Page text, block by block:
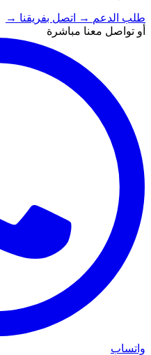
طلب الدعم → اتصل بفريقنا →
أو تواصل معنا مباشرة
واتساب